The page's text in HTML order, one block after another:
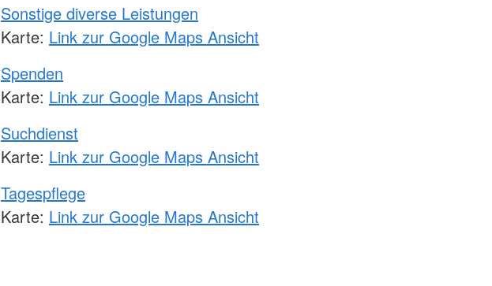
Sonstige diverse Leistungen
Karte: Link zur Google Maps Ansicht
Spenden
Karte: Link zur Google Maps Ansicht
Suchdienst
Karte: Link zur Google Maps Ansicht
Tagespflege
Karte: Link zur Google Maps Ansicht